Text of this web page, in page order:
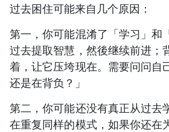
过去困住可能来自几个原因：
第一，你可能混淆了「学习」和
过去提取智慧，然後继续前进；
着，让它压垮现在。需要问问自
还是在背负？」
第二，你可能还没有真正从过去
在重复同样的模式，如果你还在